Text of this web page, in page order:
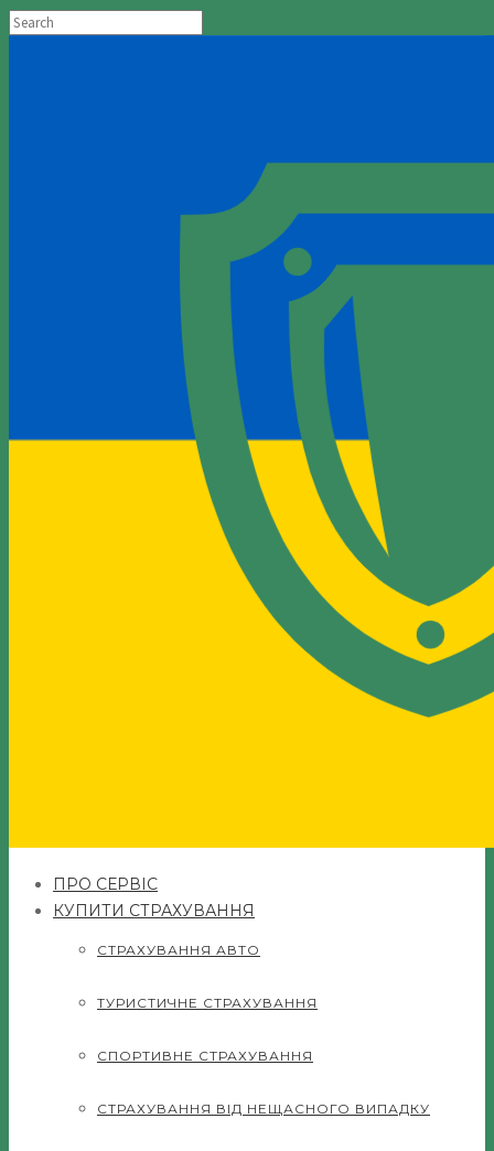
ПРО СЕРВІС
КУПИТИ СТРАХУВАННЯ
СТРАХУВАННЯ АВТО
ТУРИСТИЧНЕ СТРАХУВАННЯ
СПОРТИВНЕ СТРАХУВАННЯ
СТРАХУВАННЯ ВІД НЕЩАСНОГО ВИПАДКУ